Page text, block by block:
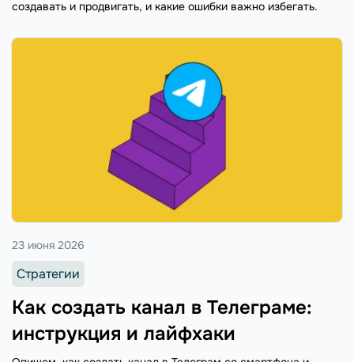
создавать и продвигать, и какие ошибки важно избегать.
Как создать канал в Телеграме:
инструкция и лайфхаки
23 июня 2026
Стратегии